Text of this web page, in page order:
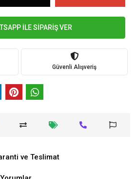
İLE SİPARİŞ VER
Güvenli Alışveriş
ve Teslimat